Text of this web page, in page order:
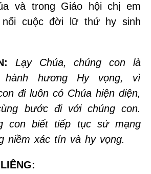
và trong Giáo hội chị em
cuộc đời lữ thứ hy sinh
Lạy Chúa, chúng con là
hành hương Hy vọng, vì
đi luôn có Chúa hiện diện,
bước đi với chúng con.
con biết tiếp tục sứ mạng
niềm xác tín và hy vọng.